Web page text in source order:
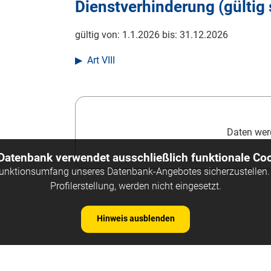
Dienstverhinderung (gültig
gültig von: 1.1.2026 bis: 31.12.2026
Art VIII
Daten
verwendet ausschließlich funktionale
unseres Datenbank-Angebotes
Profilerstellung, werden nicht eingesetzt.
Hinweis ausblenden